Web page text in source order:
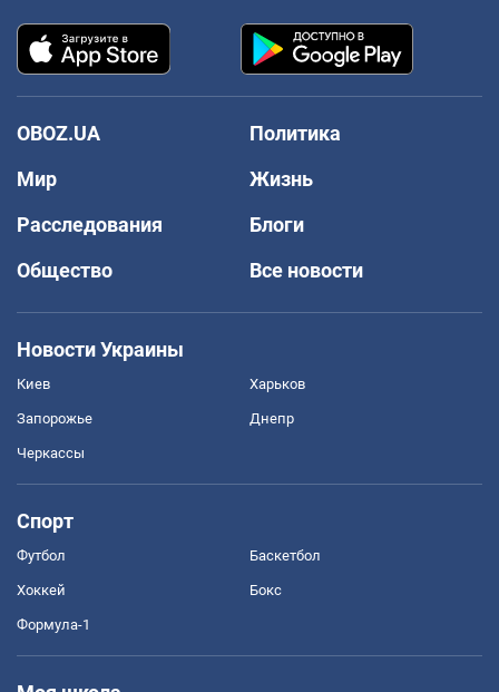
OBOZ.UA
Политика
Мир
Жизнь
Расследования
Блоги
Общество
Все новости
Новости Украины
Киев Харьков
Запорожье Днепр
Черкассы
Спорт
Футбол Баскетбол
Хоккей Бокс
Формула-1